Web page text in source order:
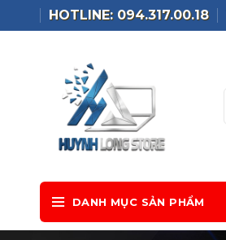
HOTLINE: 094.317.00.18
DANH MỤC SẢN PHẨM